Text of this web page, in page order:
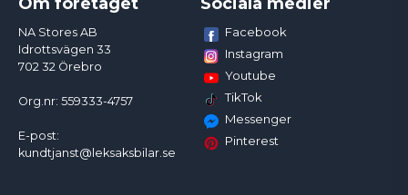
NA Stores AB
Idrottsvägen 33
702 32 Örebro
Org.nr: 559333-4757
E-post:
kundtjanst@leksaksbilar.se
Facebook
Instagram
Youtube
TikTok
Messenger
Pinterest